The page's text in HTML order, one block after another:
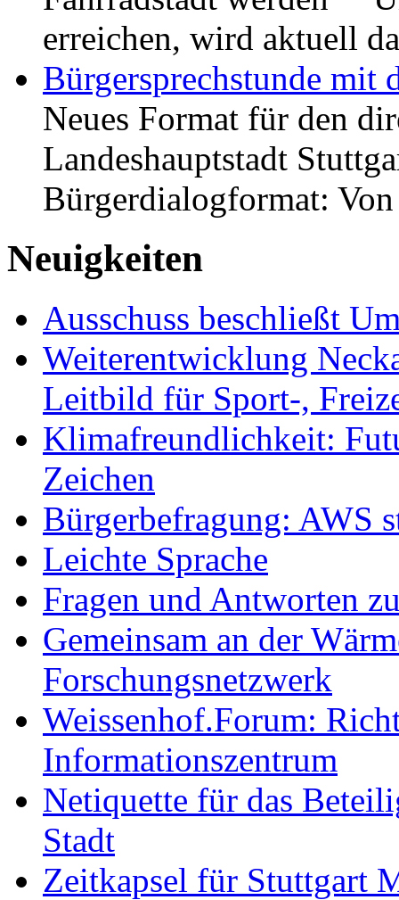
erreichen, wird aktuell
Bürgersprechstunde mit
Neues Format für den
Landeshauptstadt
Bürgerdialogformat:
Neuigkeiten
Ausschuss beschließt
Weiterentwicklung
Leitbild für Sport-,
Klimafreundlichkeit:
Zeichen
Bürgerbefragung: AWS
Leichte Sprache
Fragen und Antworten
Gemeinsam an der
Forschungsnetzwerk
Weissenhof.Forum:
Informationszentrum
Netiquette für das
Stadt
Zeitkapsel für Stuttgart